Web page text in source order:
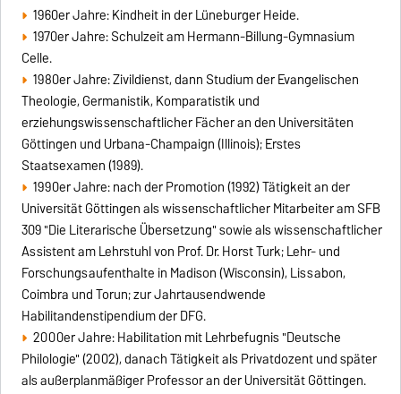
1960er Jahre: Kindheit in der Lüneburger Heide.
1970er Jahre: Schulzeit am Hermann-Billung-Gymnasium
Celle.
1980er Jahre: Zivildienst, dann Studium der Evangelischen
Theologie, Germanistik, Komparatistik und
erziehungswissenschaftlicher Fächer an den Universitäten
Göttingen und Urbana-Champaign (Illinois); Erstes
Staatsexamen (1989).
1990er Jahre: nach der Promotion (1992) Tätigkeit an der
Universität Göttingen als wissenschaftlicher Mitarbeiter am SFB
309 "Die Literarische Übersetzung" sowie als wissenschaftlicher
Assistent am Lehrstuhl von Prof. Dr. Horst Turk; Lehr- und
Forschungsaufenthalte in Madison (Wisconsin), Lissabon,
Coimbra und Torun; zur Jahrtausendwende
Habilitandenstipendium der DFG.
2000er Jahre: Habilitation mit Lehrbefugnis "Deutsche
Philologie" (2002), danach Tätigkeit als Privatdozent und später
als außerplanmäßiger Professor an der Universität Göttingen.